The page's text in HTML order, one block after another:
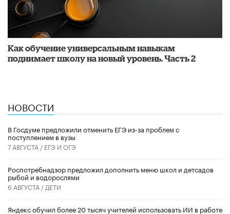
​Как обучение универсальным навыкам
поднимает школу на новый уровень. Часть 2
НОВОСТИ
В Госдуме предложили отменить ЕГЭ из-за проблем с
поступлением в вузы
7 АВГУСТА / ЕГЭ И ОГЭ
Роспотребнадзор предложил дополнить меню школ и детсадов
рыбой и водорослями
6 АВГУСТА / ДЕТИ
​Яндекс обучил более 20 тысяч учителей использовать ИИ в работе